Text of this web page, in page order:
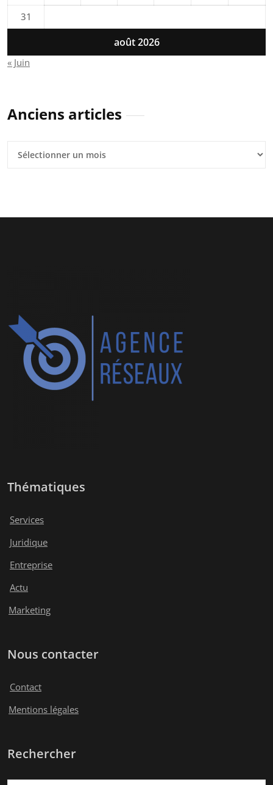
août 2026
31
« Juin
Anciens articles
articles
Thématiques
Services
Juridique
Entreprise
Actu
Marketing
Nous contacter
Contact
Mentions légales
Rechercher